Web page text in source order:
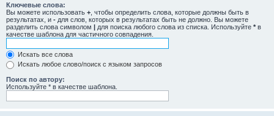
Ключевые слова:
Вы можете использовать + , чтобы определить слова, которые должны быть в
результатах, и - для слов, которых в результатах быть не должно. Вы можете
разделить слова символом | для поиска любого слова из списка. Используйте * в
качестве шаблона для частичного совпадения.
Искать все слова
Искать любое слово/поиск с языком запросов
Поиск по автору:
Используйте * в качестве шаблона.